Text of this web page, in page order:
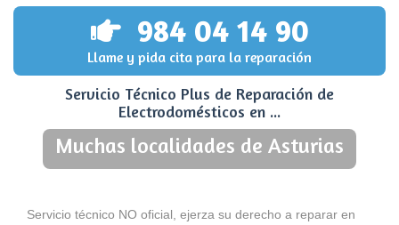
984 04 14 90
Llame y pida cita para la reparación
Servicio Técnico Plus de Reparación de
Electrodomésticos en ...
Muchas localidades de Asturias
Servicio técnico NO oficial, ejerza su derecho a reparar en